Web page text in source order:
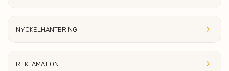
keyboard_arrow_right
NYCKEL HANTERING
keyboard_arrow_right
REKLAMATION